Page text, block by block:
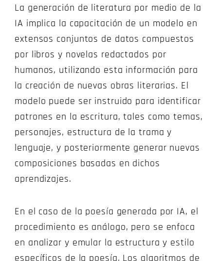
La generación de literatura por medio de la
IA implica la capacitación de un modelo en
extensos conjuntos de datos compuestos
por libros y novelas redactados por
humanos, utilizando esta información para
la creación de nuevas obras literarias. El
modelo puede ser instruido para identificar
patrones en la escritura, tales como temas,
personajes, estructura de la trama y
lenguaje, y posteriormente generar nuevas
composiciones basadas en dichos
aprendizajes.
En el caso de la poesía generada por IA, el
procedimiento es análogo, pero se enfoca
en analizar y emular la estructura y estilo
específicos de la poesía. Los algoritmos de